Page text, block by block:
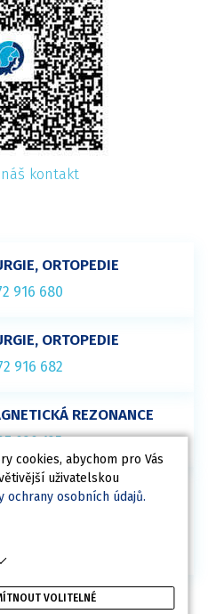
cookies, abychom pro Vás
uživatelskou
ochrany osobních údajů.
VOLITELNÉ
kontakt
ORTOPEDIE
916 680
ORTOPEDIE
916 682
REZONANCE
020 125
ODDĚLENÍ